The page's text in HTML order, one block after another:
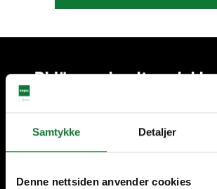
Samtykke Detaljer
Denne nettsiden anvender cookies
Pidämme huolta
+60 vuoden kokemus